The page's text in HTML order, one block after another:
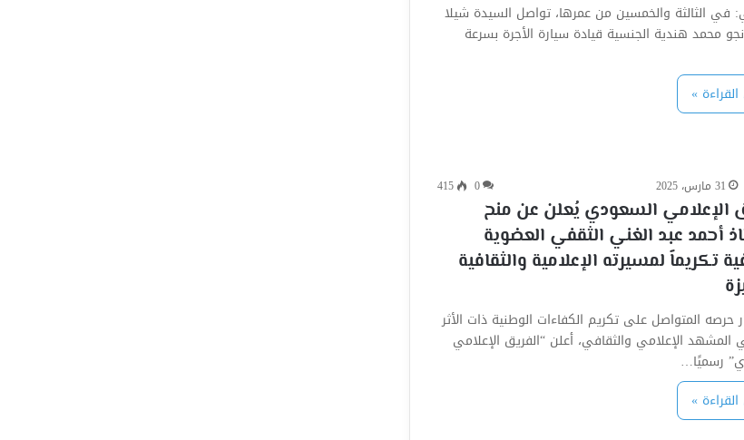
في الثالثة والخمسين من عمرها، تواصل السيدة شيلا
محمد هندية الجنسية قيادة سيارة الأجرة بسرعة
»
31 مارس، 2025 0
415
الإعلامي السعودي يُعلن عن منح
أحمد عبد الغني الثقفي العضوية
تكريماً لمسيرته الإعلامية والثقافية
المتواصل على تكريم الكفاءات الوطنية ذات الأثر
المشهد الإعلامي والثقافي، أعلن “الفريق الإعلامي
رسميًا…
»